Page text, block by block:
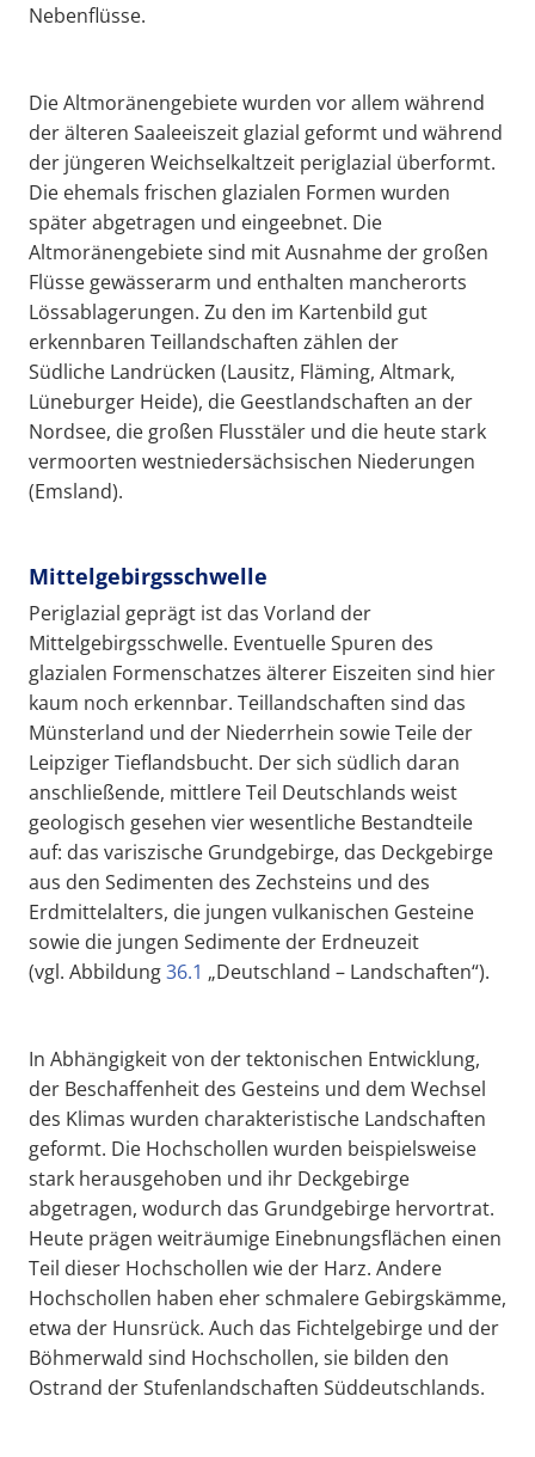
Nebenflüsse.
Die Altmoränengebiete wurden vor allem während
der älteren Saaleeiszeit glazial geformt und während
der jüngeren Weichselkaltzeit periglazial überformt.
Die ehemals frischen glazialen Formen wurden
später abgetragen und eingeebnet. Die
Altmoränengebiete sind mit Ausnahme der großen
Flüsse gewässerarm und enthalten mancherorts
Lössablagerungen. Zu den im Kartenbild gut
erkennbaren Teillandschaften zählen der
Südliche Landrücken (Lausitz, Fläming, Altmark,
Lüneburger Heide), die Geestlandschaften an der
Nordsee, die großen Flusstäler und die heute stark
vermoorten westniedersächsischen Niederungen
(Emsland).
Mittelgebirgsschwelle
Periglazial geprägt ist das Vorland der
Mittelgebirgsschwelle. Eventuelle Spuren des
glazialen Formenschatzes älterer Eiszeiten sind hier
kaum noch erkennbar. Teillandschaften sind das
Münsterland und der Niederrhein sowie Teile der
Leipziger Tieflandsbucht. Der sich südlich daran
anschließende, mittlere Teil Deutschlands weist
geologisch gesehen vier wesentliche Bestandteile
auf: das variszische Grundgebirge, das Deckgebirge
aus den Sedimenten des Zechsteins und des
Erdmittelalters, die jungen vulkanischen Gesteine
sowie die jungen Sedimente der Erdneuzeit
(vgl. Abbildung36.1 „Deutschland – Landschaften“).
In Abhängigkeit von der tektonischen Entwicklung,
der Beschaffenheit des Gesteins und dem Wechsel
des Klimas wurden charakteristische Landschaften
geformt. Die Hochschollen wurden beispielsweise
stark herausgehoben und ihr Deckgebirge
abgetragen, wodurch das Grundgebirge hervortrat.
Heute prägen weiträumige Einebnungsflächen einen
Teil dieser Hochschollen wie der Harz. Andere
Hochschollen haben eher schmalere Gebirgskämme,
etwa der Hunsrück. Auch das Fichtelgebirge und der
Böhmerwald sind Hochschollen, sie bilden den
Ostrand der Stufenlandschaften Süddeutschlands.